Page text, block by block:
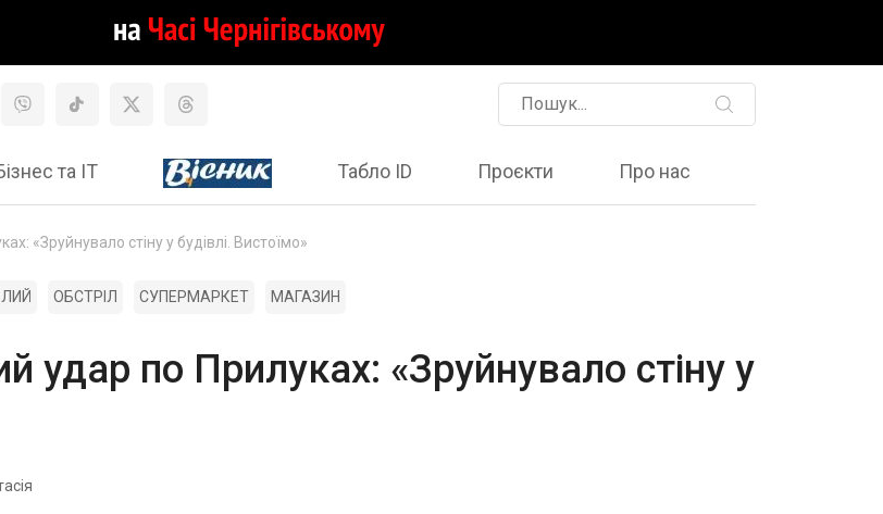
та ІТ Табло ID Проєкти Про нас
«Зруйнувало стіну у будівлі. Вистоїмо»
ОБСТРІЛ СУПЕРМАРКЕТ МАГАЗИН
удар по Прилуках: «Зруйнувало стіну у